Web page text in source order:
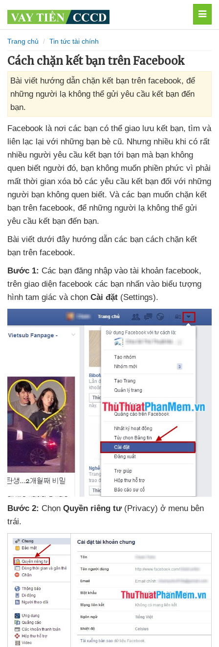
Trang chủ Tin tức tài chính
Cách chặn kết bạn trên Facebook
Bài viết hướng dẫn chặn kết bạn trên facebook, để
những người lạ không thể gửi yêu cầu kết bạn đến
bạn.
Facebook là nơi các bạn có thể giao lưu kết bạn, tìm và
liên lạc lại với những bạn bè cũ. Nhưng nhiều khi có rất
nhiều người yêu cầu kết bạn tới bạn mà bạn không
quen biết người đó, bạn không muốn phiền phức vì phải
mất thời gian xóa bỏ các yêu cầu kết bạn đối với những
người bạn không quen biết. Và các bạn muốn chặn kết
bạn trên facebook, để những người lạ không thể gửi
yêu cầu kết bạn đến bạn.
Bài viết dưới đây hướng dẫn các bạn cách chặn kết
bạn trên facebook.
Bước 1: Các bạn đăng nhập vào tài khoản facebook,
trên giao diện facebook các bạn nhấn vào biểu tượng
hình tam giác và chọn Cài đặt (Settings).
Bước 2: Chọn Quyền riêng tư(Privacy) ở menu bên
trái.